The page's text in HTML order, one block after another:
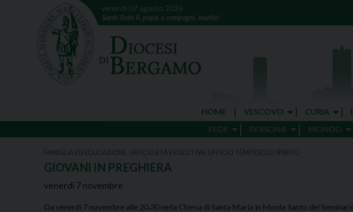
venerdì 07 agosto 2026
Santi Sisto II, papa, e compagni, martiri
HOME VESCOVO CURIA
FEDE
PERSONA MONDO
FAMIGLIA ED EDUCAZIONE UFFICIO ETÀ EVOLUTIVA UFFICIO TEMPI DELLO SPIRITO
GIOVANI IN PREGHIERA
venerdì 7novembre
Da venerdì 7 novembre alle 20.30 nella Chiesa di Santa Maria in Monte Santo del